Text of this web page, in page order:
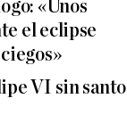
«Unos
el eclipse
VI sin santo